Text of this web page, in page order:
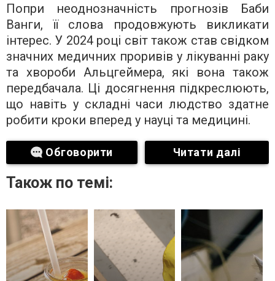
Попри неоднозначність прогнозів Баби
Ванги, її слова продовжують викликати
інтерес. У 2024 році світ також став свідком
значних медичних проривів у лікуванні раку
та хвороби Альцгеймера, які вона також
передбачала. Ці досягнення підкреслюють,
що навіть у складні часи людство здатне
робити кроки вперед у науці та медицині.
Обговорити Читати далі
Також по темі: